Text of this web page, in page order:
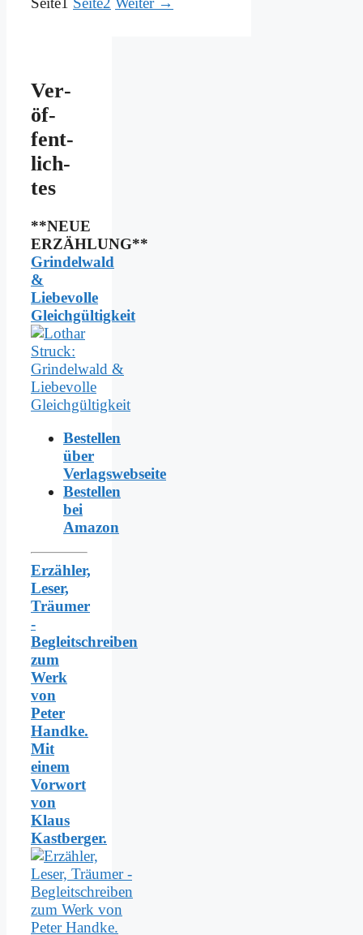
Ver­
öf­
fent­
lich­
tes
**NEUE
ERZÄHLUNG**
Grindelwald
&
Liebevolle
Gleichgültigkeit
Bestellen
über
Verlagswebseite
Bestellen
bei
Amazon
Erzähler,
Leser,
Träumer
-
Begleitschreiben
zum
Werk
von
Peter
Handke.
Mit
einem
Vorwort
von
Klaus
Kastberger.